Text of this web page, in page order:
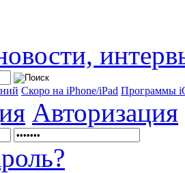
Скоро на iPhone/iPad Программы
Авторизация